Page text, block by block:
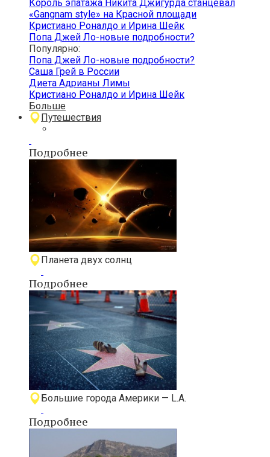
Король эпатажа Никита Джигурда станцевал
«Gangnam style» на Красной площади
Кристиано Роналдо и Ирина Шейк
Попа Джей Ло-новые подробности?
Популярно:
Попа Джей Ло-новые подробности?
Саша Грей в России
Диета Адрианы Лимы
Кристиано Роналдо и Ирина Шейк
Больше
Путешествия
Подробнее
Планета двух солнц
Подробнее
Большие города Америки — L.A.
Подробнее